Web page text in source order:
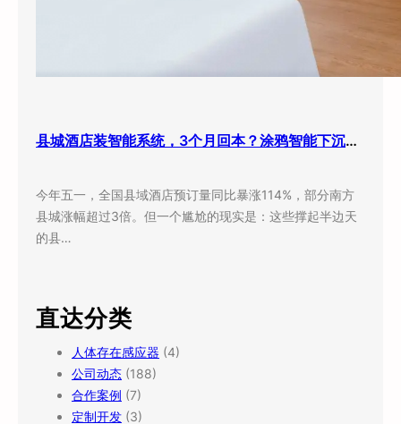
县城酒店装智能系统，3个月回本？涂鸦智能下沉市场打法曝光
今年五一，全国县域酒店预订量同比暴涨114%，部分南方
县城涨幅超过3倍。但一个尴尬的现实是：这些撑起半边天
的县…
直达分类
人体存在感应器 (4)
公司动态 (188)
合作案例 (7)
定制开发 (3)